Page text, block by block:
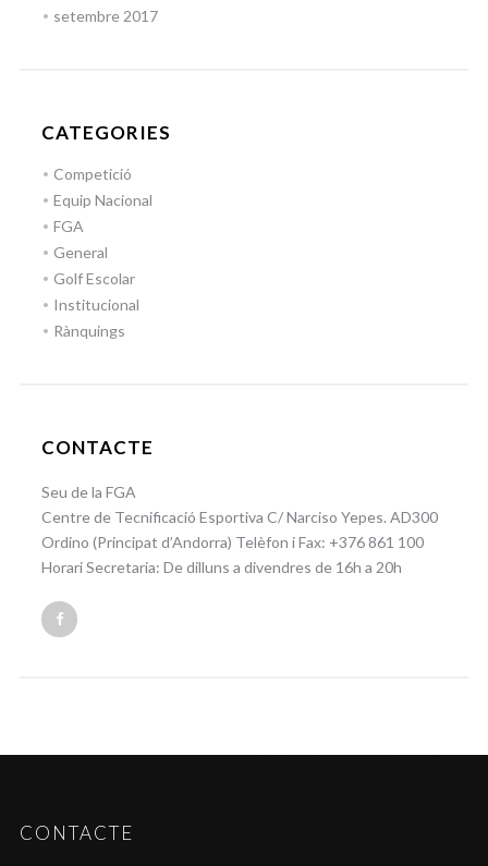
setembre 2017
CATEGORIES
Competició
Equip Nacional
FGA
General
Golf Escolar
Institucional
Rànquings
CONTACTE
Seu de la FGA
Centre de Tecnificació Esportiva C/ Narciso Yepes. AD300
Ordino (Principat d’Andorra) Telèfon i Fax: +376 861 100
Horari Secretaria: De dilluns a divendres de 16h a 20h
CONTACTE